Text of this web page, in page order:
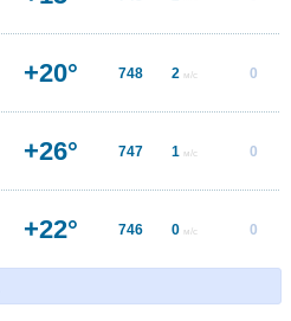
+20° 748 2 м/с 0
+26° 747 1 м/с 0
+22° 746 0 м/с 0